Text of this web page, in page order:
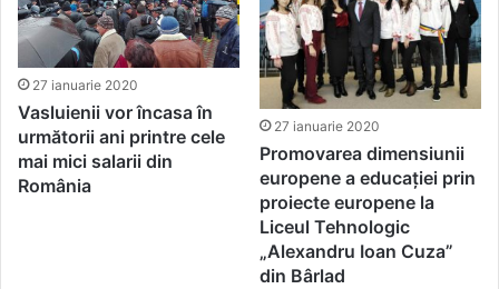
27 ianuarie 2020
Vasluienii vor încasa în
următorii ani printre cele
mai mici salarii din
România
27 ianuarie 2020
Promovarea dimensiunii
europene a educației prin
proiecte europene la
Liceul Tehnologic
„Alexandru Ioan Cuza”
din Bârlad